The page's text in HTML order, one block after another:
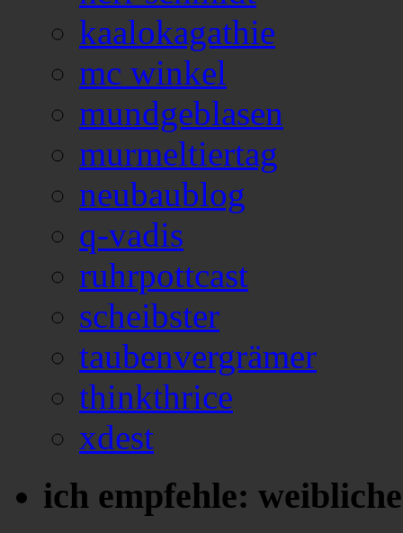
kaalokagathie
mc winkel
mundgeblasen
murmeltiertag
neubaublog
q-vadis
ruhrpottcast
scheibster
taubenvergrämer
thinkthrice
xdest
ich empfehle: